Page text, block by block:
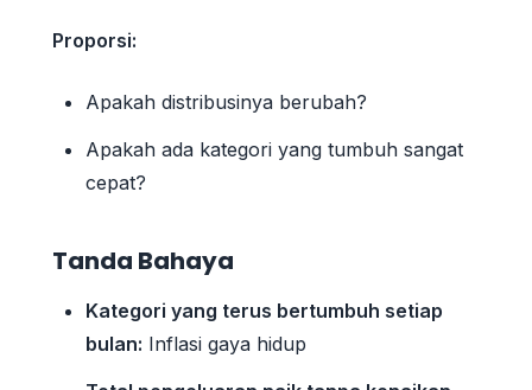
Proporsi:
Apakah distribusinya berubah?
Apakah ada kategori yang tumbuh sangat
cepat?
Tanda Bahaya
Kategori yang terus bertumbuh setiap
bulan: Inflasi gaya hidup